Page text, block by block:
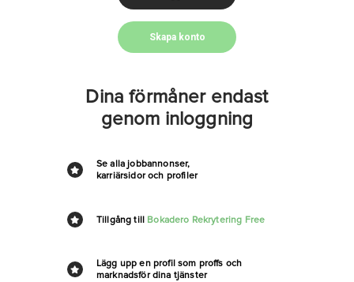
Skapa konto
Dina förmåner endast
genom inloggning
Se alla jobbannonser,
karriärsidor och profiler
Tillgång till Bokadero Rekrytering Free
Lägg upp en profil som proffs och
marknadsför dina tjänster